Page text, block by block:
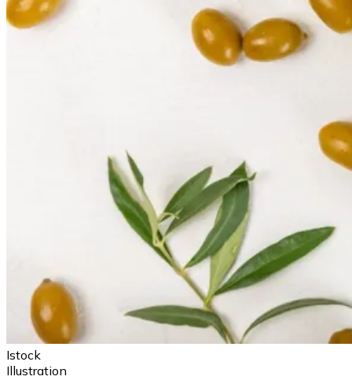
Istock
Illustration